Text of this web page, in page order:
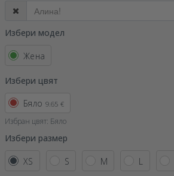
Избери модел
Жена
Избери цвят
Бяло 9.65 €
Избран цвят: Бяло
Избери размер
XS S M L